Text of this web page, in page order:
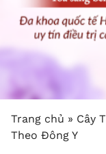
Trang chủ » Cây
Theo Đông Y